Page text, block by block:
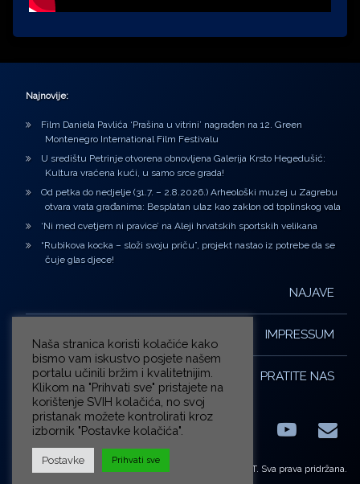
Najnovije:
Film Daniela Pavlića ‘Prašina u vitrini’ nagrađen na 12. Green
Montenegro International Film Festivalu
U središtu Petrinje otvorena obnovljena Galerija Krsto Hegedušić:
Kultura vraćena kući, u samo srce grada!
Od petka do nedjelje (31.7. – 2.8.2026.) Arheološki muzej u Zagrebu
otvara vrata građanima: Besplatan ulaz kao zaklon od toplinskog vala
‘Ni med cvetjem ni pravice’ na Aleji hrvatskih sportskih velikana
“Rubikova kocka – složi svoju priču”, projekt nastao iz potrebe da se
čuje glas djece!
NAJAVE
IMPRESSUM
PRATITE NAS
FacebookLinkedIn E-
© ZG-KULT. Sva prava pridržana.
Naša stranica koristi kolačiće kako
bismo vam iskustvo posjete našem
portalu učinili bržim i kvalitetnijim.
Klikom na "Prihvati sve" pristajete na
korištenje SVIH kolačića, no svoj
pristanak možete kontrolirati kroz
izbornik "Postavke kolačića".
Postavke Prihvati sve